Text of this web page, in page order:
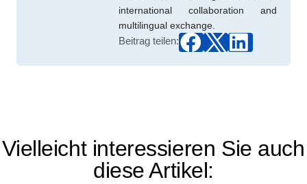
international collaboration and
multilingual exchange.
Beitrag teilen:
Vielleicht interessieren Sie auch
diese Artikel: